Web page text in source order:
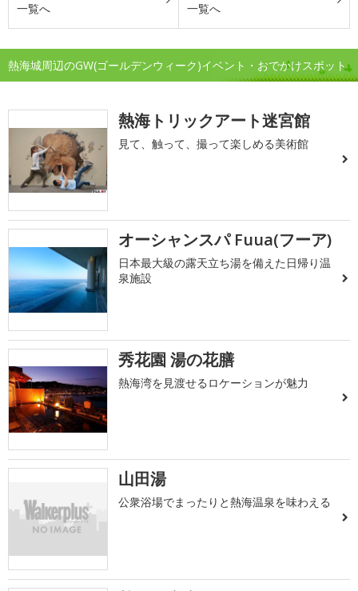
一覧へ
一覧へ
熱海城周辺のGW(ゴールデンウィーク)イベント・おでかけスポット
熱海トリックアート迷宮館
見て、触って、撮って楽しめる美術館
オーシャンスパ Fuua(フーア)
日本最大級の露天立ち湯を備えた日帰り温
泉施設
秀花園 湯の花膳
熱海湾を見渡せるロケーションが魅力
山田湯
公衆浴場でまったりと熱海温泉を味わえる